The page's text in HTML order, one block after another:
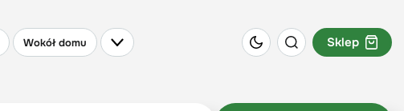
Wokół domu Sklep